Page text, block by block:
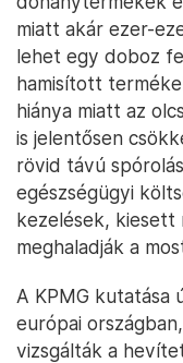
miatt akár ezer-
lehet egy doboz
hamisított
hiánya miatt az
is jelentősen
rövid távú
egészségügyi
kezelések, kiesett
meghaladják a
A KPMG kutatása
európai
vizsgálták a